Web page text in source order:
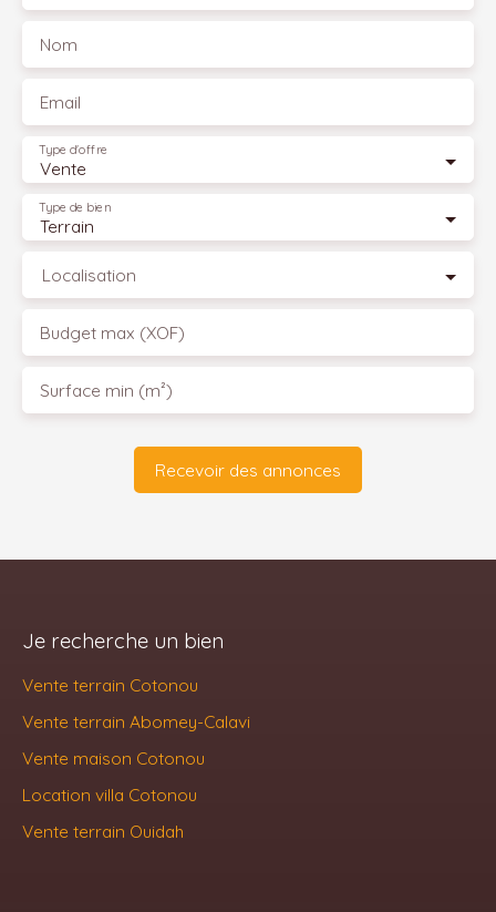
Nom
Email
Vente
Type d'offre
Terrain
Type de bien
Localisation
Budget max (XOF)
Surface min (m²)
Recevoir des annonces
Je recherche un bien
Vente terrain Cotonou
Vente terrain Abomey-Calavi
Vente maison Cotonou
Location villa Cotonou
Vente terrain Ouidah